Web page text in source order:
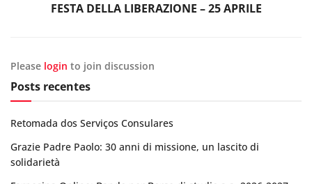
FESTA DELLA LIBERAZIONE – 25 APRILE
Please login to join discussion
Posts recentes
Retomada dos Serviços Consulares
Grazie Padre Paolo: 30 anni di missione, un lascito di
solidarietà